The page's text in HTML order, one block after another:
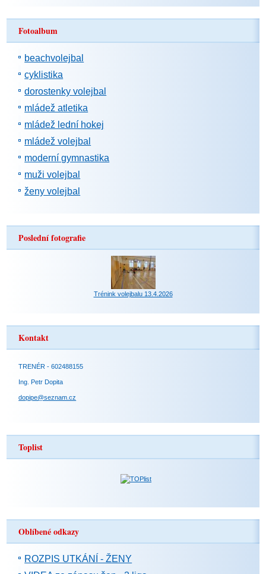
Fotoalbum
beachvolejbal
cyklistika
dorostenky volejbal
mládež atletika
mládež lední hokej
mládež volejbal
moderní gymnastika
muži volejbal
ženy volejbal
Poslední fotografie
Trénink volejbalu 13.4.2026
Kontakt
TRENÉR - 602488155
Ing. Petr Dopita
dopipe@seznam.cz
Toplist
Oblíbené odkazy
ROZPIS UTKÁNÍ - ŽENY